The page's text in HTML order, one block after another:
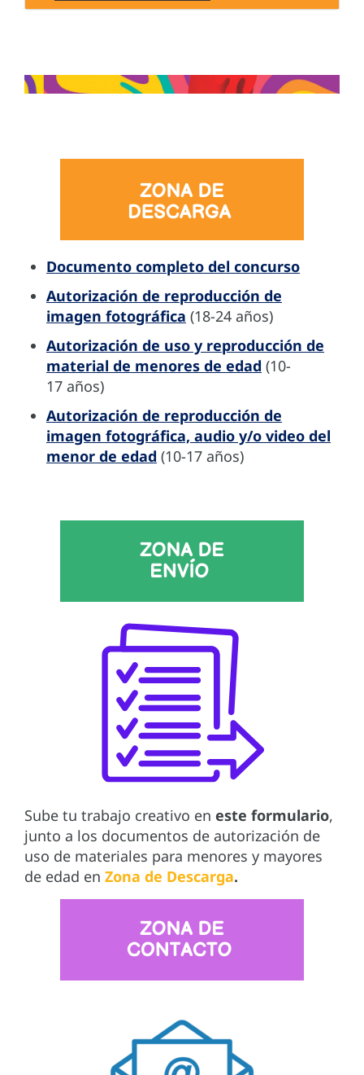
Documento completo del concurso
Autorización de reproducción de
imagen fotográfica (18-24 años)
Autorización de uso y reproducción de
material de menores de edad (10-
17 años)
Autorización de reproducción de
imagen fotográfica, audio y/o video del
menor de edad (10-17 años)
Sube tu trabajo creativo en este formulario,
junto a los documentos de autorización de
uso de materiales para menores y mayores
de edad en Zona de Descarga.